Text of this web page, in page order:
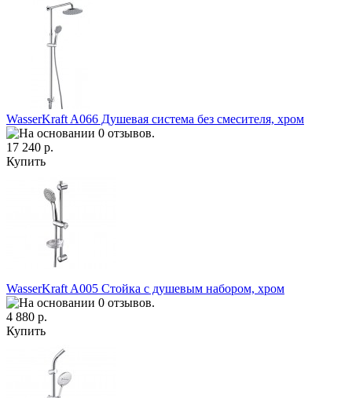
WasserKraft A066 Душевая система без смесителя, хром
17 240 р.
Купить
WasserKraft A005 Стойка с душевым набором, хром
4 880 р.
Купить